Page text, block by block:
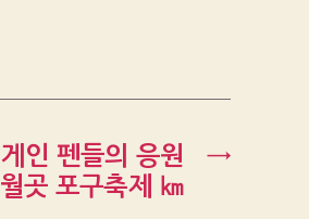
→
인 펜들의 응원
곳 포구축제 ㎞